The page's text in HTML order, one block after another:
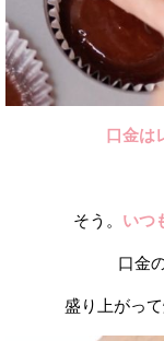
口金は
そう。 いつ
口金
盛り上がっ